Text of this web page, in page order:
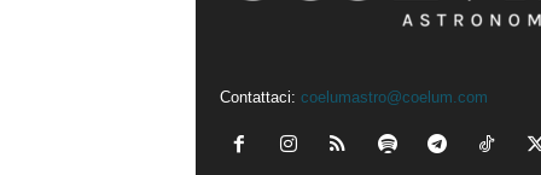
Contattaci: coelumastro@coelum.com